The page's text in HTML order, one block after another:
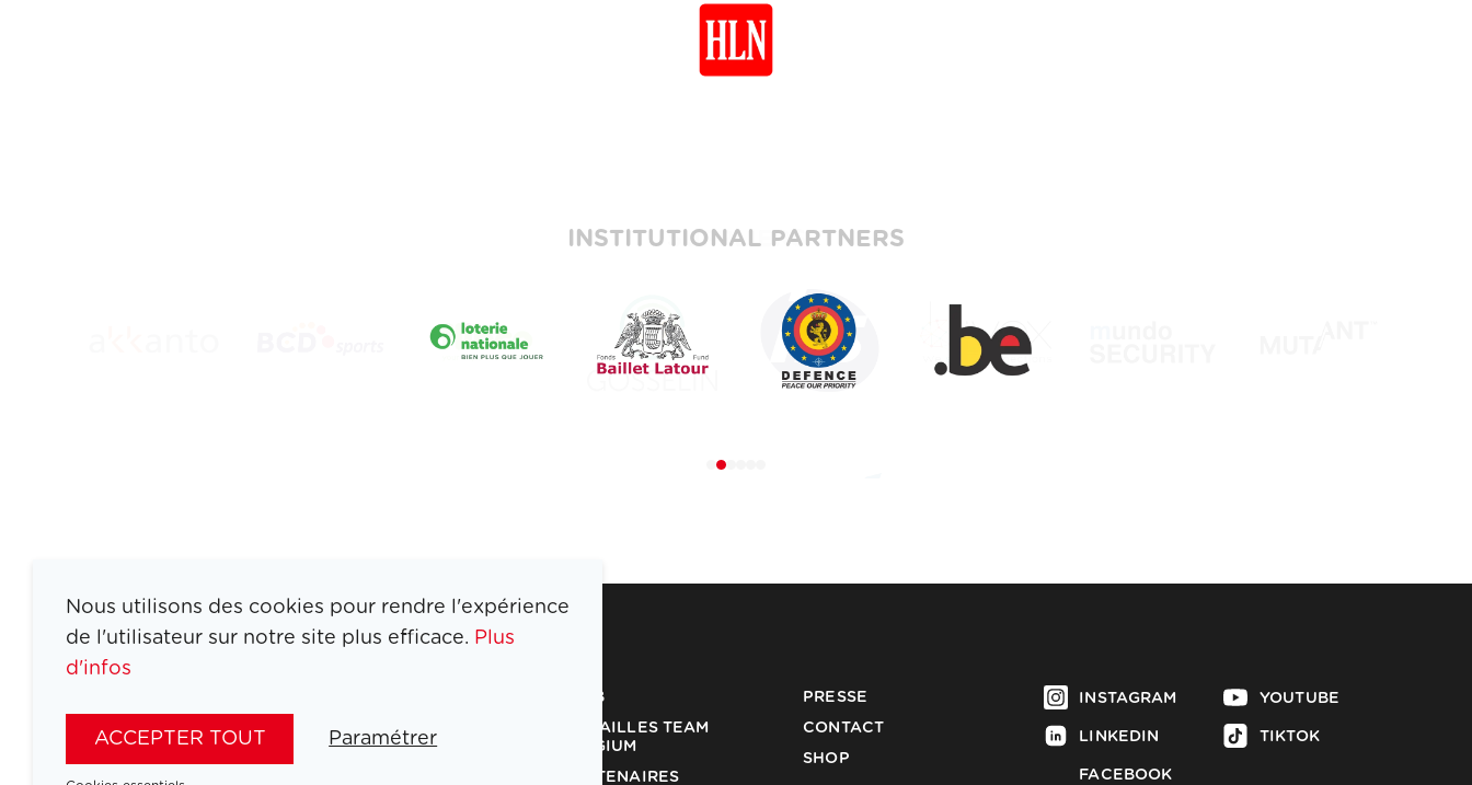
INSTITUTIONAL PARTNERS
JEUX
COIB
MÉDAILLES TEAM
BELGIUM
PARTENAIRES
PRESSE
CONTACT
SHOP
INSTAGRAM
LINKEDIN
FACEBOOK
YOUTUBE
TIKTOK
Nous utilisons des cookies pour rendre l'expérience
de l'utilisateur sur notre site plus efficace. Plus
d'infos
ACCEPTER TOUT Paramétrer